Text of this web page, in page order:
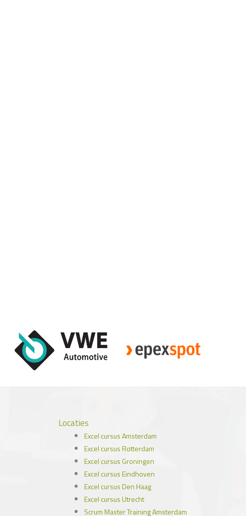
Locaties
Excel cursus Amsterdam
Excel cursus Rotterdam
Excel cursus Groningen
Excel cursus Eindhoven
Excel cursus Den Haag
Excel cursus Utrecht
Scrum Master Training Amsterdam